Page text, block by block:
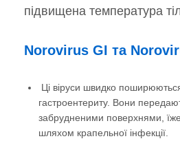
підвищена температура
Norovirus GI та
Ці віруси швидко
гастроентериту. Вони
забрудненими поверхнями,
шляхом крапельної інфекції.